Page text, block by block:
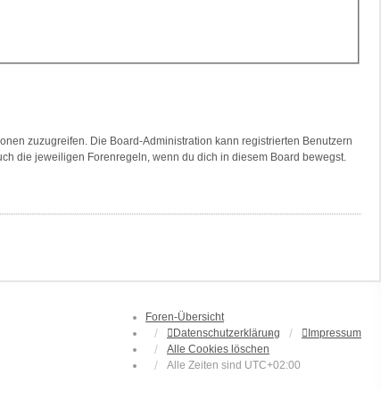
zuzugreifen. Die Board-Administration kann registrierten Benutzern
die jeweiligen Forenregeln, wenn du dich in diesem Board bewegst.
Foren-Übersicht
Datenschutzerklärung
Impressum
Alle Cookies löschen
Alle Zeiten sind UTC+02:00